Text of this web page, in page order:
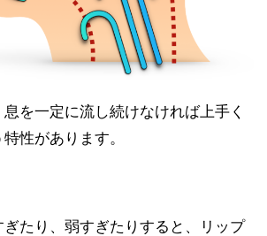
を一定に流し続けなければ上手く
性があります。
たり、弱すぎたりすると、リップ